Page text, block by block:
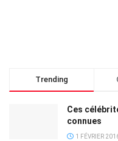
Trending
Ces
connues
1 FÉVRIER